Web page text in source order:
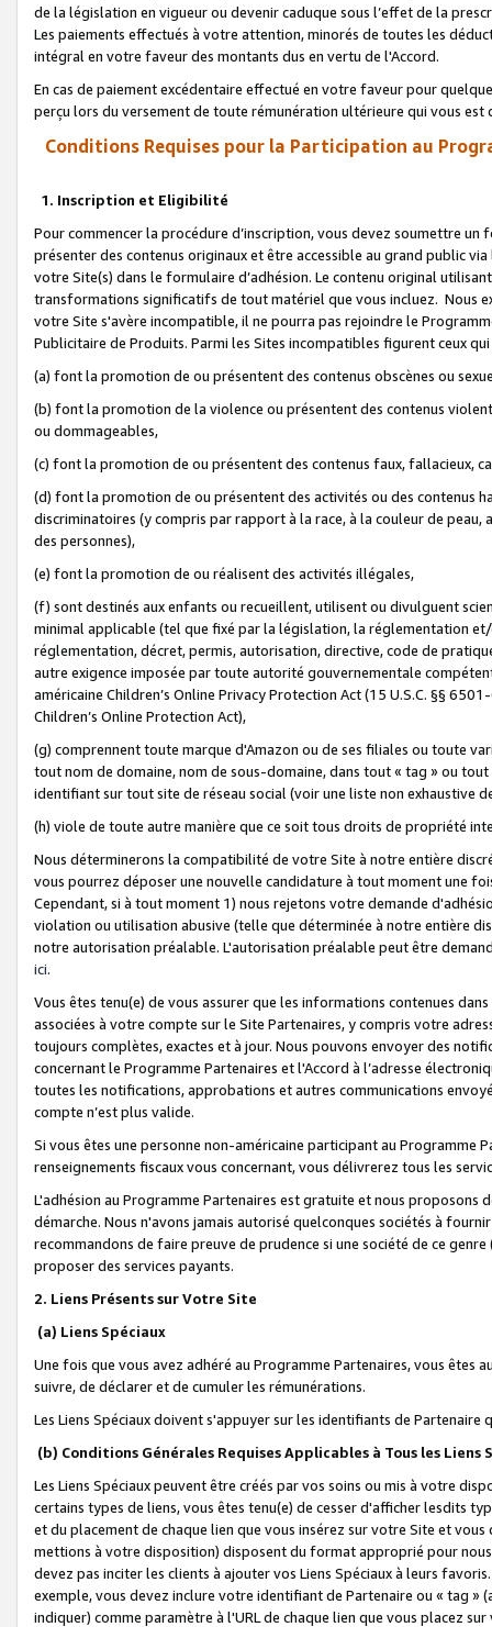
de la législation en vigueur ou devenir caduque sous l’effet de la
Les paiements effectués à votre attention, minorés de toutes les
intégral en votre faveur des montants dus en vertu de l'Accord.
En cas de paiement excédentaire effectué en votre faveur pour
perçu lors du versement de toute rémunération ultérieure qui vous est
Conditions Requises pour la Participation au
1. Inscription et Eligibilité
Pour commencer la procédure d’inscription, vous devez soumettre
présenter des contenus originaux et être accessible au grand public
votre Site(s) dans le formulaire d’adhésion. Le contenu original
transformations significatifs de tout matériel que vous incluez. Nous
votre Site s'avère incompatible, il ne pourra pas rejoindre le
Publicitaire de Produits. Parmi les Sites incompatibles figurent ceux
(a) font la promotion de ou présentent des contenus obscènes ou
(b) font la promotion de la violence ou présentent des contenus
ou dommageables,
(c) font la promotion de ou présentent des contenus faux, fallacieux,
(d) font la promotion de ou présentent des activités ou des contenus
discriminatoires (y compris par rapport à la race, à la couleur de
des personnes),
(e) font la promotion de ou réalisent des activités illégales,
(f) sont destinés aux enfants ou recueillent, utilisent ou divulguent
minimal applicable (tel que fixé par la législation, la réglementation
réglementation, décret, permis, autorisation, directive, code de
autre exigence imposée par toute autorité gouvernementale
américaine Children’s Online Privacy Protection Act (15 U.S.C. §§
Children’s Online Protection Act),
(g) comprennent toute marque d'Amazon ou de ses filiales ou toute
tout nom de domaine, nom de sous-domaine, dans tout « tag » ou
identifiant sur tout site de réseau social (voir une liste non exhaustive
(h) viole de toute autre manière que ce soit tous droits de propriété
Nous déterminerons la compatibilité de votre Site à notre entière
vous pourrez déposer une nouvelle candidature à tout moment une
Cependant, si à tout moment 1) nous rejetons votre demande
violation ou utilisation abusive (telle que déterminée à notre entière
notre autorisation préalable. L'autorisation préalable peut être
ici.
Vous êtes tenu(e) de vous assurer que les informations contenues
associées à votre compte sur le Site Partenaires, y compris votre
toujours complètes, exactes et à jour. Nous pouvons envoyer des
concernant le Programme Partenaires et l'Accord à l’adresse
toutes les notifications, approbations et autres communications
compte n’est plus valide.
Si vous êtes une personne non-américaine participant au
renseignements fiscaux vous concernant, vous délivrerez tous les
L'adhésion au Programme Partenaires est gratuite et nous proposons
démarche. Nous n'avons jamais autorisé quelconques sociétés à
recommandons de faire preuve de prudence si une société de ce
proposer des services payants.
2. Liens Présents sur Votre Site
(a) Liens Spéciaux
Une fois que vous avez adhéré au Programme Partenaires, vous êtes
suivre, de déclarer et de cumuler les rémunérations.
Les Liens Spéciaux doivent s'appuyer sur les identifiants de Partenaire
(b) Conditions Générales Requises Applicables à Tous les Liens
Les Liens Spéciaux peuvent être créés par vos soins ou mis à votre
certains types de liens, vous êtes tenu(e) de cesser d'afficher lesdits
et du placement de chaque lien que vous insérez sur votre Site et
mettions à votre disposition) disposent du format approprié pour
devez pas inciter les clients à ajouter vos Liens Spéciaux à leurs
exemple, vous devez inclure votre identifiant de Partenaire ou « tag
indiquer) comme paramètre à l'URL de chaque lien que vous placez